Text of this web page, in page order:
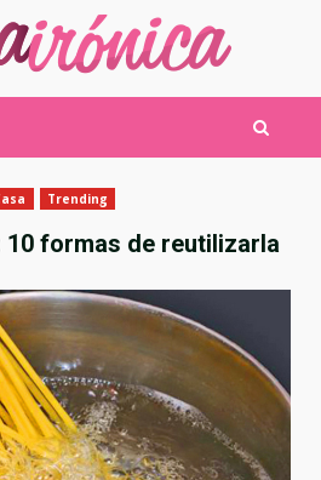
Trending
formas de reutilizarla